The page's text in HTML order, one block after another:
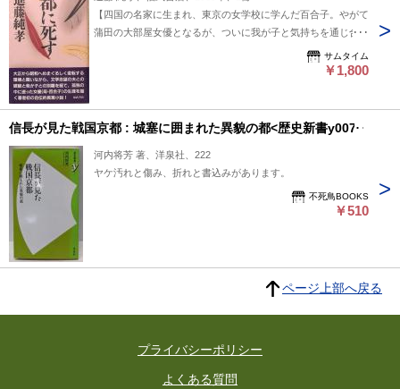
【四国の名家に生まれ、東京の女学校に学んだ百合子。やがて
蒲田の大部屋女優となるが、ついに我が子と気持ちを通じ合え
ぬまま、一人孤独のうちに生涯を閉じる。長男が母親の姿を綴
った一代記。】第1刷、四六判、ハードカバー、帯、339pp、
サムタイム
￥1,800
信長が見た戦国京都 : 城塞に囲まれた異貌の都<歴史新書y007>
河内将芳 著、洋泉社、222
ヤケ汚れと傷み、折れと書込みがあります。
不死鳥BOOKS
￥510
ページ上部へ戻る
プライバシーポリシー
よくある質問